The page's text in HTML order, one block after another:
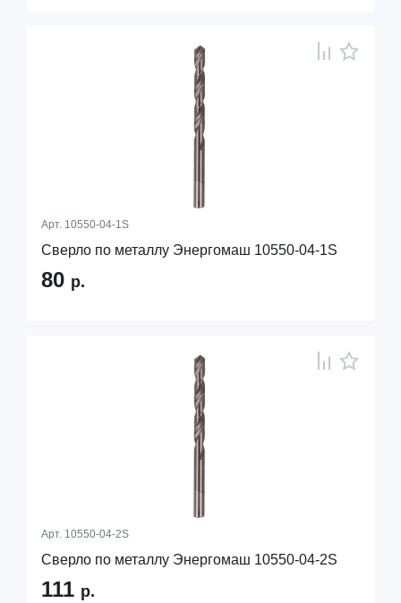
Арт. 10550-04-1S
Сверло по металлу Энергомаш 10550-04-1S
80 р.
Арт. 10550-04-2S
Сверло по металлу Энергомаш 10550-04-2S
111 р.